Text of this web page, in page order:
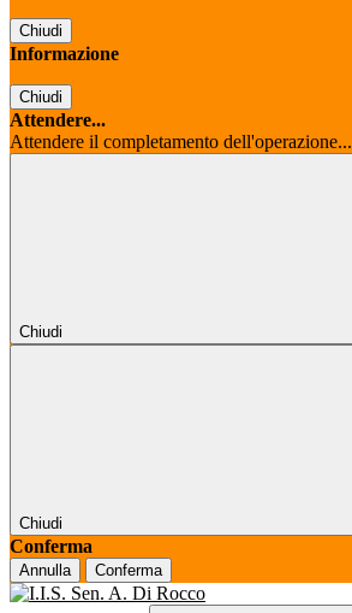
Chiudi
Informazione
Chiudi
Attendere...
Attendere il completamento dell'operazione...
Chiudi
Chiudi
Conferma
Annulla Conferma